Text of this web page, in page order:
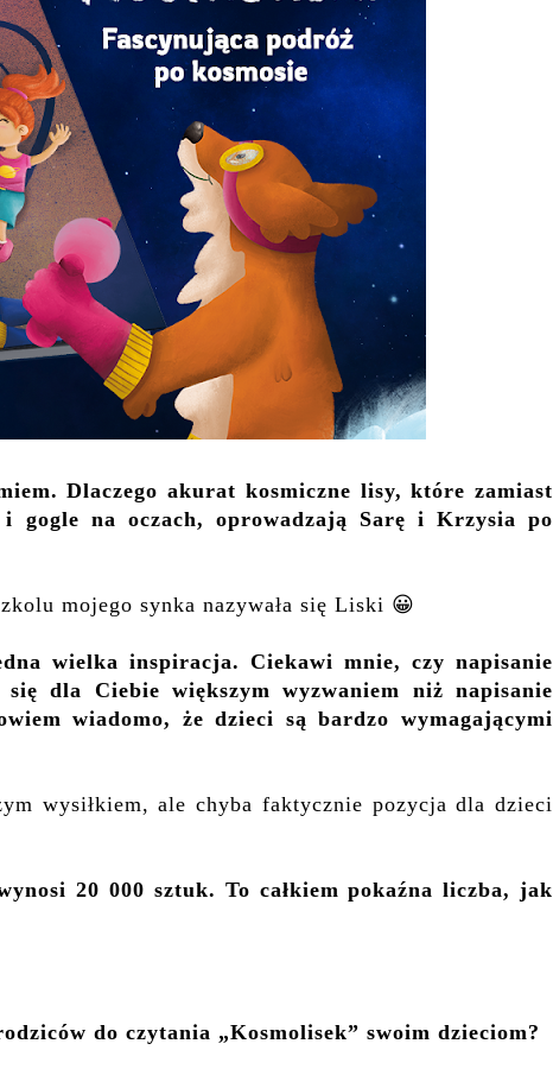
Dlaczego akurat kosmiczne lisy, które zamiast
gogle na oczach, oprowadzają Sarę i Krzysia po
mojego synka nazywała się Liski 😀
wielka inspiracja. Ciekawi mnie, czy napisanie
się dla Ciebie większym wyzwaniem niż napisanie
wiadomo, że dzieci są bardzo wymagającymi
wysiłkiem, ale chyba faktycznie pozycja dla dzieci
20 000 sztuk. To całkiem pokaźna liczba, jak
do czytania „Kosmolisek” swoim dzieciom?